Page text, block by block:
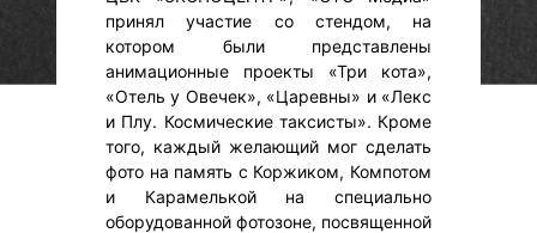
принял участие со стендом, на
котором были представлены
анимационные проекты «Три кота»,
«Отель у Овечек», «Царевны» и «Лекс
и Плу. Космические таксисты». Кроме
того, каждый желающий мог сделать
фото на память с Коржиком, Компотом
и Карамелькой на специально
оборудованной фотозоне, посвященной